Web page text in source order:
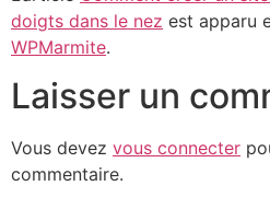
doigts dans le nez est apparu
WPMarmite.
Laisser un
Vous devez vous connecter
commentaire.